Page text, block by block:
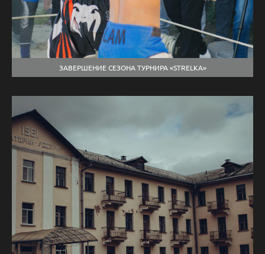
ЗАВЕРШЕНИЕ СЕЗОНА ТУРНИРА «STRELKA»